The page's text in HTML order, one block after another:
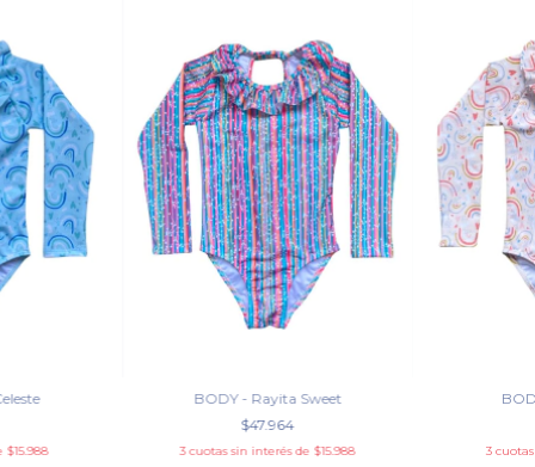
$15.988
BODY - Rayita Sweet
$47.964
3 cuotas sin interés de $15.988 3